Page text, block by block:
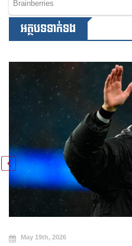
អត្ថបទទាក់ទង
May 19th, 2026